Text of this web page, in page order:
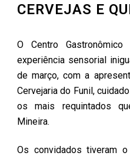
CERVEJAS E
O Centro
experiência sensorial
de março, com a
Cervejaria do Funil,
os mais requintados
Mineira.
Os convidados tiveram